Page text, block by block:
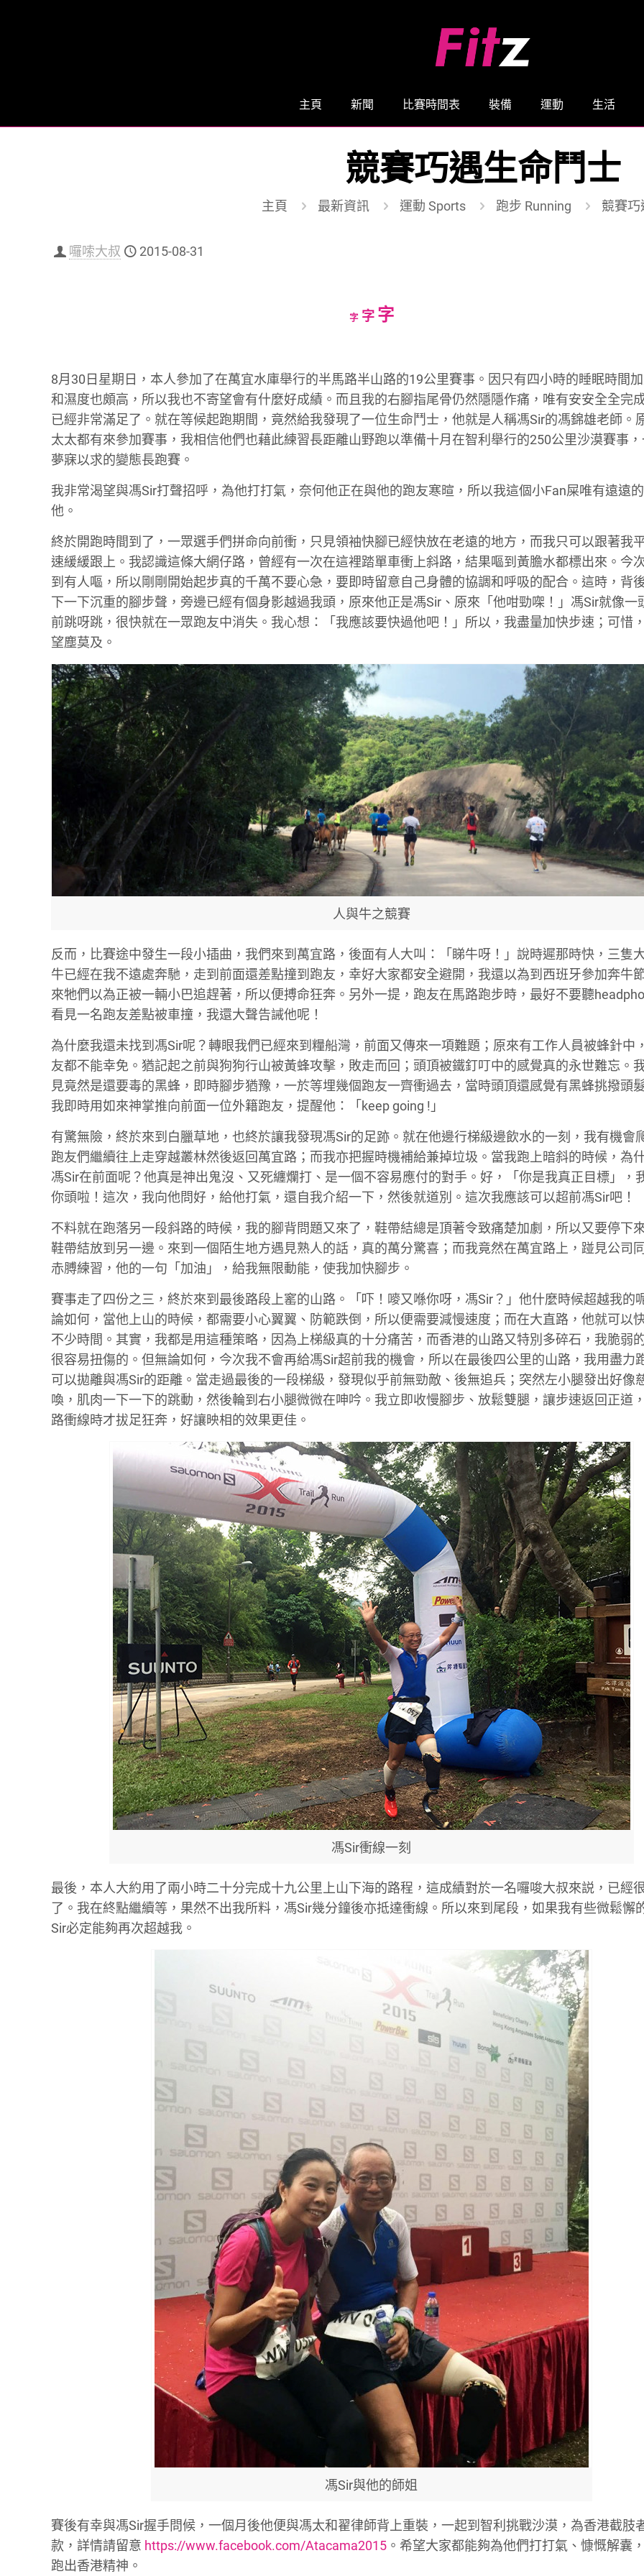
主頁 新聞 比賽時間表 裝備 運動 生活
競賽巧遇生命鬥士
主頁 最新資訊 運動 Sports 跑步 Running 競賽巧
囉嗦大叔 2015-08-31
字Decrease
字Reset
字Increase
8月30日星期日，本人參加了在萬宜水庫舉行的半馬路半山路的19公里賽事。因只有四小時的睡眠時間
和濕度也頗高，所以我也不寄望會有什麼好成績。而且我的右腳指尾骨仍然隱隱作痛，唯有安安全全完
已經非常滿足了。就在等候起跑期間，竟然給我發現了一位生命鬥士，他就是人稱馮Sir的馮錦雄老師。
太太都有來參加賽事，我相信他們也藉此練習長距離山野跑以準備十月在智利舉行的250公里沙漠賽事
夢寐以求的變態長跑賽。
我非常渴望與馮Sir打聲招呼，為他打打氣，奈何他正在與他的跑友寒暄，所以我這個小Fan屎唯有遠遠
他。
終於開跑時間到了，一眾選手們拼命向前衝，只見領袖快腳已經快放在老遠的地方，而我只可以跟著我
速緩緩跟上。我認識這條大網仔路，曾經有一次在這裡踏單車衝上斜路，結果嘔到黃膽水都標出來。今
到有人嘔，所以剛剛開始起步真的千萬不要心急，要即時留意自己身體的協調和呼吸的配合。這時，背
下一下沉重的腳步聲，旁邊已經有個身影越過我頭，原來他正是馮Sir、原來「他咁勁㗎！」馮Sir就像一
前跳呀跳，很快就在一眾跑友中消失。我心想：「我應該要快過他吧！」所以，我盡量加快步速；可惜
望塵莫及。
人與牛之競賽
反而，比賽途中發生一段小插曲，我們來到萬宜路，後面有人大叫：「睇牛呀！」說時遲那時快，三隻
牛已經在我不遠處奔馳，走到前面還差點撞到跑友，幸好大家都安全避開，我還以為到西班牙參加奔牛
來牠們以為正被一輛小巴追趕著，所以便搏命狂奔。另外一提，跑友在馬路跑步時，最好不要聽
看見一名跑友差點被車撞，我還大聲告誡他呢！
為什麼我還未找到馮Sir呢？轉眼我們已經來到糧船灣，前面又傳來一項難題；原來有工作人員被蜂針中
友都不能幸免。猶記起之前與狗狗行山被黃蜂攻擊，敗走而回；頭頂被鐵釘叮中的感覺真的永世難忘。
見竟然是還要毒的黑蜂，即時腳步猶豫，一於等埋幾個跑友一齊衝過去，當時頭頂還感覺有黑蜂挑撥頭
我即時用如來神掌推向前面一位外籍跑友，提醒他：「keep going !」
有驚無險，終於來到白臘草地，也終於讓我發現馮Sir的足跡。就在他邊行梯級邊飲水的一刻，我有機會
跑友們繼續往上走穿越叢林然後返回萬宜路；而我亦把握時機補給兼掉垃圾。當我跑上暗斜的時候，為
馮Sir在前面呢？他真是神出鬼沒、又死纏爛打、是一個不容易應付的對手。好，「你是我真正目標」，
你頭啦！這次，我向他問好，給他打氣，還自我介紹一下，然後就道別。這次我應該可以超前馮Sir吧！
不料就在跑落另一段斜路的時候，我的腳背問題又來了，鞋帶結總是頂著令致痛楚加劇，所以又要停下
鞋帶結放到另一邊。來到一個陌生地方遇見熟人的話，真的萬分驚喜；而我竟然在萬宜路上，踫見公司
赤膊練習，他的一句「加油」，給我無限動能，使我加快腳步。
賽事走了四份之三，終於來到最後路段上窰的山路。「吓！嘜又喺你呀，馮Sir？」他什麼時候超越我的
論如何，當他上山的時候，都需要小心翼翼、防範跌倒，所以便需要減慢速度；而在大直路，他就可以
不少時間。其實，我都是用這種策略，因為上梯級真的十分痛苦，而香港的山路又特別多碎石，我脆弱
很容易扭傷的。但無論如何，今次我不會再給馮Sir超前我的機會，所以在最後四公里的山路，我用盡力
可以拋離與馮Sir的距離。當走過最後的一段梯級，發現似乎前無勁敵、後無追兵；突然左小腿發出好像
喚，肌肉一下一下的跳動，然後輪到右小腿微微在呻吟。我立即收慢腳步、放鬆雙腿，讓步速返回正道
路衝線時才拔足狂奔，好讓映相的效果更佳。
馮Sir衝線一刻
最後，本人大約用了兩小時二十分完成十九公里上山下海的路程，這成績對於一名囉唆大叔來説，已經
了。我在終點繼續等，果然不出我所料，馮Sir幾分鐘後亦抵達衝線。所以來到尾段，如果我有些微鬆懈
Sir必定能夠再次超越我。
馮Sir與他的師姐
賽後有幸與馮Sir握手問候，一個月後他便與馮太和翟律師背上重裝，一起到智利挑戰沙漠，為香港截肢
款，詳情請留意 https://www.facebook.com/Atacama2015 。希望大家都能夠為他們打打氣、慷慨解囊
跑出香港精神。